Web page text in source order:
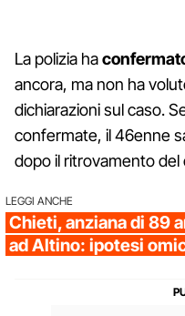
La polizia ha
ancora, ma non ha
dichiarazioni sul caso.
confermate, il 46enne
dopo il ritrovamento del
LEGGI ANCHE
Chieti, anziana di 89
ad Altino: ipotesi